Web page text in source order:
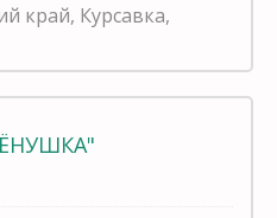
край, Курсавка,